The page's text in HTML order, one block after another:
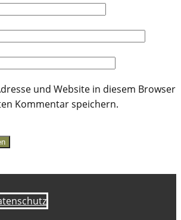
und Website in diesem Browser
Kommentar speichern.